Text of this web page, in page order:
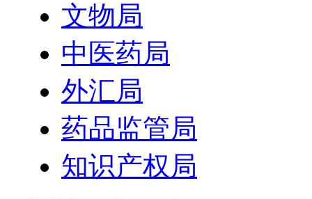
文物局
中医药局
外汇局
药品监管局
知识产权局